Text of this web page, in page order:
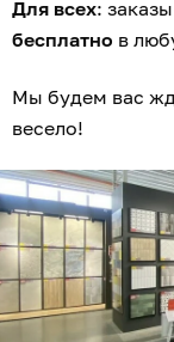
Для всех:
бесплатно в
Мы будем вас
весело!